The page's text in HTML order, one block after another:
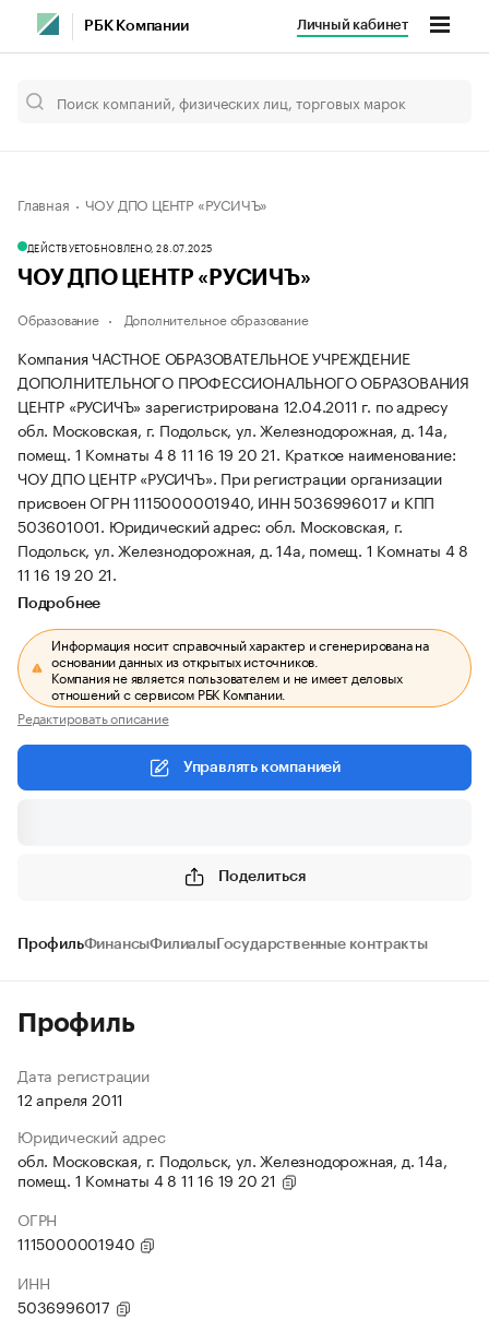
РБК Компании Личный кабинет
Главная ЧОУ ДПО ЦЕНТР «РУСИЧЪ»
ДЕЙСТВУЕТОБНОВЛЕНО, 28.07.2025
ЧОУ ДПО ЦЕНТР «РУСИЧЪ»
Образование Дополнительное образование
Компания ЧАСТНОЕ ОБРАЗОВАТЕЛЬНОЕ УЧРЕЖДЕНИЕ
ДОПОЛНИТЕЛЬНОГО ПРОФЕССИОНАЛЬНОГО ОБРАЗОВАНИЯ
ЦЕНТР «РУСИЧЪ» зарегистрирована 12.04.2011 г. по адресу
обл. Московская, г. Подольск, ул. Железнодорожная, д. 14а,
помещ. 1 Комнаты 4 8 11 16 19 20 21. Краткое наименование:
ЧОУ ДПО ЦЕНТР «РУСИЧЪ». При регистрации организации
присвоен ОГРН 1115000001940, ИНН 5036996017 и КПП
503601001. Юридический адрес: обл. Московская, г.
Подольск, ул. Железнодорожная, д. 14а, помещ. 1 Комнаты 4 8
11 16 19 20 21.
Подробнее
Информация носит справочный характер и сгенерирована на
основании данных из открытых источников.
Компания не является пользователем и не имеет деловых
отношений с сервисом РБК Компании.
Редактировать описание
Управлять компанией
Поделиться
ПрофильФинансыФилиалыГосударственные контракты
Профиль
Дата регистрации
12 апреля 2011
Юридический адрес
обл. Московская, г. Подольск, ул. Железнодорожная, д. 14а,
помещ. 1 Комнаты 4 8 11 16 19 20 21
ОГРН
1115000001940
ИНН
5036996017